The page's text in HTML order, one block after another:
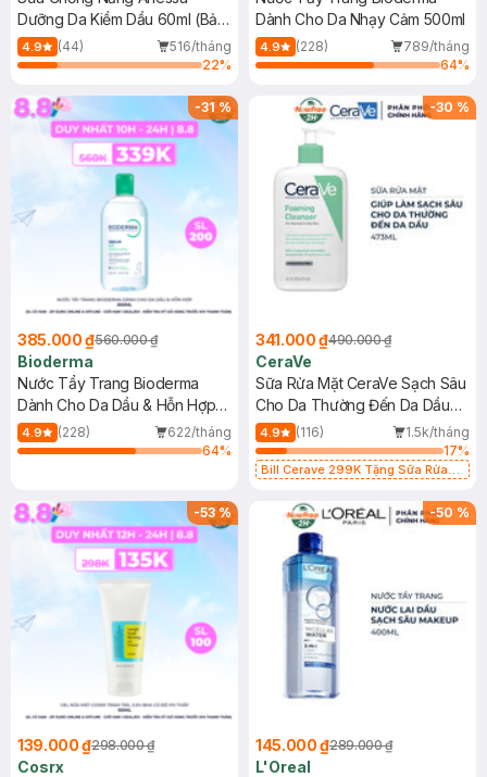
Dưỡng Da Kiềm Dầu 60ml (Bản
Mới)
4.9 (44)
516/tháng
22%
Dành Cho Da Nhạy Cảm 500ml
4.9 (228)
789/tháng
64%
-31%
385.000 ₫560.000 ₫
Bioderma
Nước Tẩy Trang Bioderma
Dành Cho Da Dầu & Hỗn Hợp
500ml
4.9 (228)
622/tháng
64%
-30 %
341.000 ₫490.000 ₫
CeraVe
Sữa Rửa Mặt CeraVe Sạch Sâu
Cho Da Thường Đến Da Dầu
473ml
4.9 (116)
1.5k/tháng
17%
Bill Cerave 299K Tặng Sữa Rửa
-53%
139.000 ₫298.000 ₫
Cosrx
-50 %
145.000 ₫289.000 ₫
L'Oreal